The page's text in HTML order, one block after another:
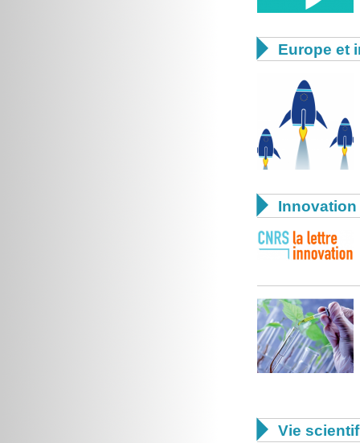
 Europe et

 Vie